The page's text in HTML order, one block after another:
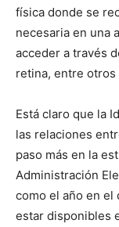
física donde se
necesaria en una
acceder a través
retina, entre otros
Está claro que la
las relaciones
paso más en la
Administración
como el año en el
estar disponibles